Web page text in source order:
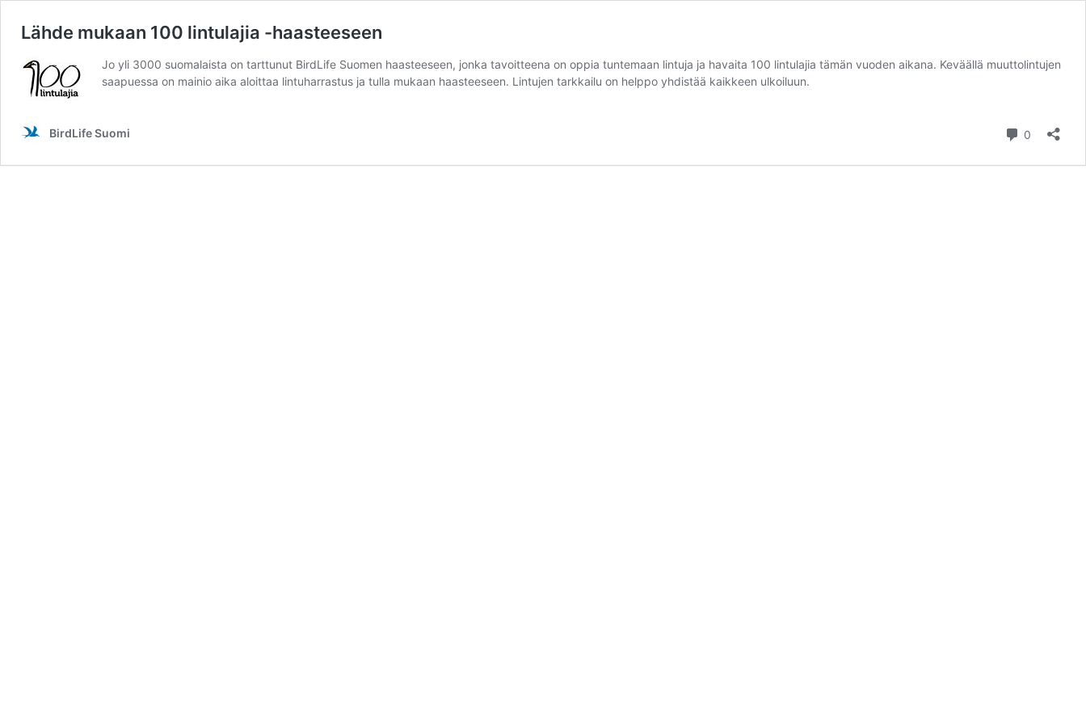
Lähde mukaan 100 lintulajia -haasteeseen
Jo yli 3000 suomalaista on tarttunut BirdLife Suomen haasteeseen, jonka tavoitteena on oppia tuntemaan lintuja ja havaita 100 lintulajia tämän vuoden aikana. Keväällä muuttolintujen
saapuessa on mainio aika aloittaa lintuharrastus ja tulla mukaan haasteeseen. Lintujen tarkkailu on helppo yhdistää kaikkeen ulkoiluun.
BirdLife Suomi 0